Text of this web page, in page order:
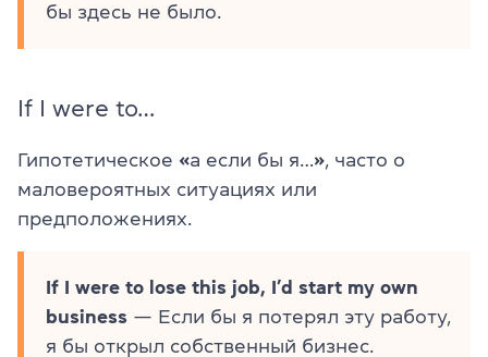
бы здесь не было.
If I were to…
Гипотетическое «а если бы я…», часто о
маловероятных ситуациях или
предположениях.
If I were to lose this job, I’d start my own
business — Если бы я потерял эту работу,
я бы открыл собственный бизнес.